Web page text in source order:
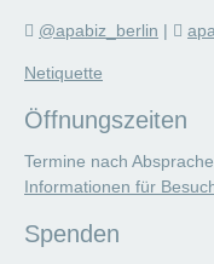
@apabiz_berlin |
Netiquette
Öffnungszeiten
Termine nach
Informationen für
Spenden